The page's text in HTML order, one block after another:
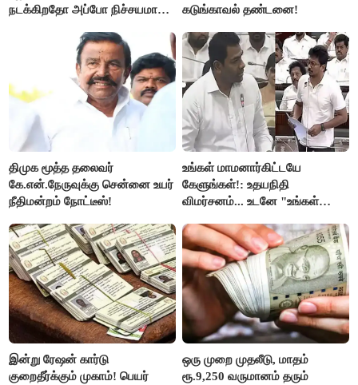
நடக்கிறதோ அப்போ நிச்சயமாக
ரஜினிகாந்த்..!
கடுங்காவல் தண்டனை!
திமுக மூத்த தலைவர்
கே.என்.நேருவுக்கு சென்னை உயர்
நீதிமன்றம் நோட்டீஸ்!
உங்கள் மாமனார்கிட்டயே
கேளுங்கள்!: உதயநிதி
விமர்சனம்... உடனே "உங்கள்
ஆதவ் அர்ஜுனா பதிலடி!
இன்று ரேஷன் கார்டு
குறைதீர்க்கும் முகாம்! பெயர்
ஒரு முறை முதலீடு, மாதம்
ரூ.9,250 வருமானம் தரும்